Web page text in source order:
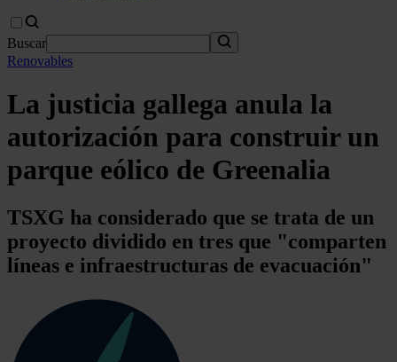
Buscar
Renovables
La justicia gallega anula la
autorización para construir un
parque eólico de Greenalia
TSXG ha considerado que se trata de un
proyecto dividido en tres que "comparten
líneas e infraestructuras de evacuación"